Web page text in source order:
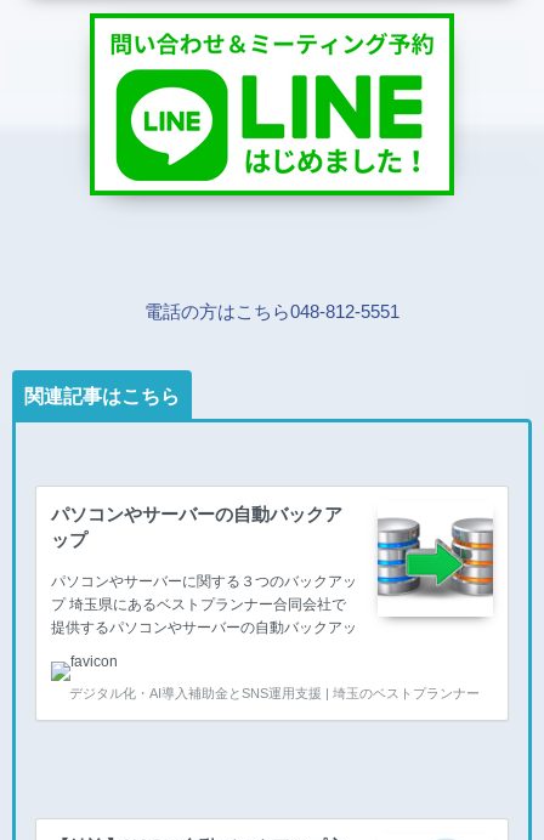
電話の方はこちら048-812-5551
関連記事はこちら
パソコンやサーバーの自動バックア
ップ
パソコンやサーバーに関する３つのバックアッ
プ 埼玉県にあるベストプランナー合同会社で
提供するパソコンやサーバーの自動バックアッ
バーのバックアップパソコンのバックアップク
ラウドへのバックアップ パソコンやサーバー
の自動バックアップ サーバーのバックアップ
く見られるようになりました。 しかしなが
デジタル化・AI導入補助金とSNS運用支援 | 埼玉のベストプランナー